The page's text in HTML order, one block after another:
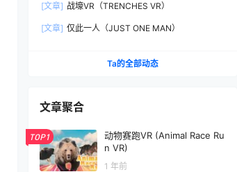
[文章] 战壕VR（TRENCHES VR）
[文章] 仅此一人（JUST ONE MAN）
Ta的全部动态
文章聚合
TOP1
动物赛跑VR (Animal Race Ru
n VR)
1 年前